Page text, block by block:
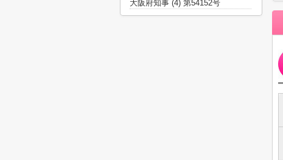
大阪府知事 (4) 第54152号